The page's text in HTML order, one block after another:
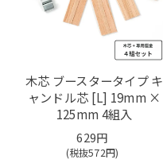
木芯 ブースタータイプ キ
ャンドル芯 [L] 19mm ×
125mm 4組入
629円
(税抜572円)